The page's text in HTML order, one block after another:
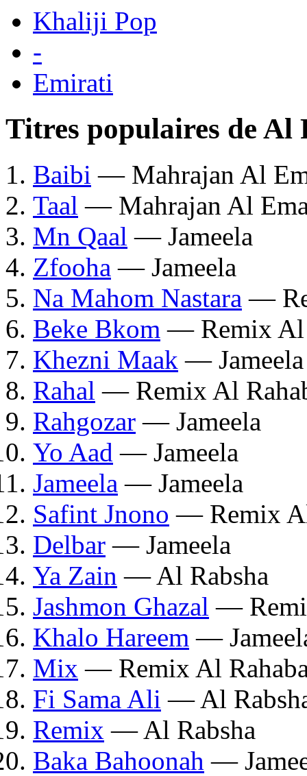
Khaliji Pop
-
Emirati
Titres populaires de Al
Baibi — Mahrajan Al
Taal — Mahrajan Al
Mn Qaal — Jameela
Zfooha — Jameela
Na Mahom Nastara —
Beke Bkom — Remix Al
Khezni Maak — Jameela
Rahal — Remix Al
Rahgozar — Jameela
Yo Aad — Jameela
Jameela — Jameela
Safint Jnono — Remix
Delbar — Jameela
Ya Zain — Al Rabsha
Jashmon Ghazal —
Khalo Hareem —
Mix — Remix Al
Fi Sama Ali — Al
Remix — Al Rabsha
Baka Bahoonah —